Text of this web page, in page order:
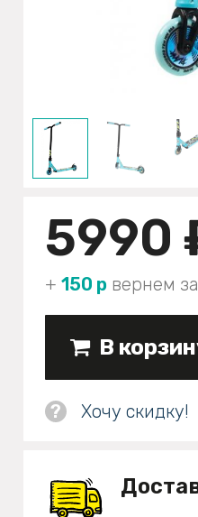
5990
+ 150 р вернем
В
? Хочу скидку!